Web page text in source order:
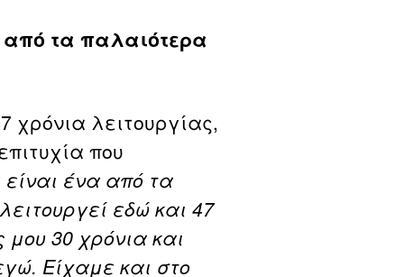
από τα παλαιότερα
χρόνια λειτουργίας,
που
ένα από τα
εδώ και 47
30 χρόνια και
Είχαμε και στο